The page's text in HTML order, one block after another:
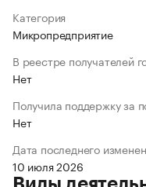
Категория
Микропредприятие
В реестре получателей
Нет
Получила поддержку за
Нет
Дата последнего
10 июля 2026